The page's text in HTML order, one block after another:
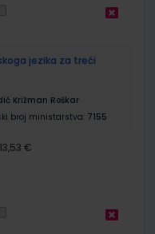
jezika za treći
Križman Roškar
broj ministarstva: 7155
13,53 €